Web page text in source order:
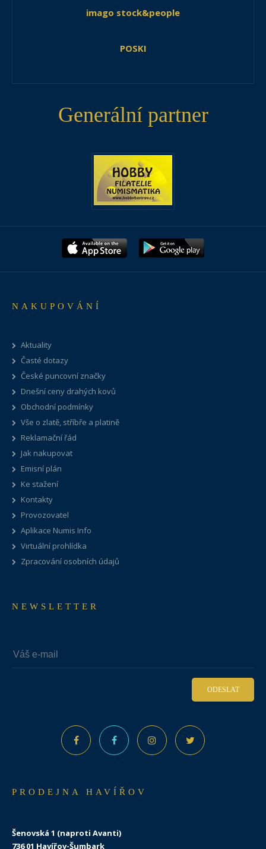
imago stock&people
POSKI
Generální partner
NAKUPOVÁNÍ
Aktuality
Časté dotazy
České puncovní značky
Dnešní ceny drahých kovů
Obchodní podmínky
Vše o zlatě, stříbře a platině
Reklamační řád
Jak nakupovat
Emisní plán
Ke stažení
Kontakty
Provozovatel
Aplikace Numis Info
Virtuální prohlídka
Zpracování osobních údajů
NEWSLETTER
ODESLAT
PRODEJNA HAVÍŘOV
Šenovská 1 (naproti Avanti)
736 01 Havířov-Šumbark